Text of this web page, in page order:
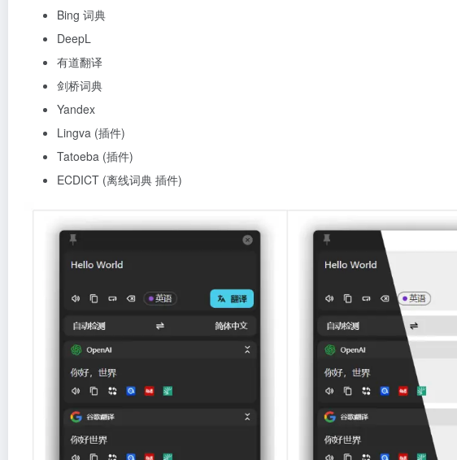
Bing 词典
DeepL
有道翻译
剑桥词典
Yandex
Lingva (插件)
Tatoeba (插件)
ECDICT (离线词典 插件)